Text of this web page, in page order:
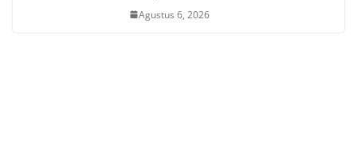
Agustus 6, 2026